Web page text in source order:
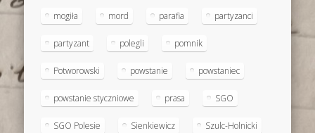
mogiła mord parafia partyzanci
partyzant polegli pomnik
Potworowski powstanie powstaniec
powstanie styczniowe prasa SGO
SGO Polesie Sienkiewicz Szulc-Holnicki